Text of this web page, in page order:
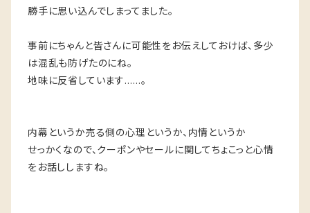
勝手に思い込んでしまってました。
事前にちゃんと皆さんに可能性をお伝えしておけば、多少
は混乱も防げたのにね。
地味に反省しています……。
内幕というか売る側の心理というか、内情というか
せっかくなので、クーポンやセールに関してちょこっと心情
をお話ししますね。